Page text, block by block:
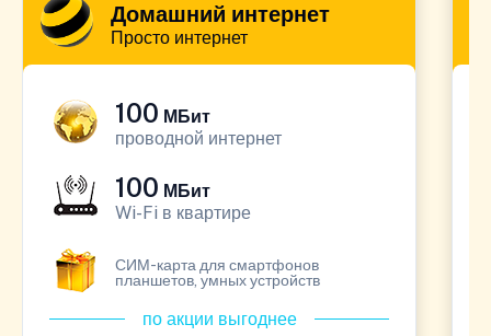
Домашний интернет
Просто интернет
100 МБит
проводной интернет
100 МБит
Wi-Fi в квартире
СИМ-карта для смартфонов
планшетов, умных устройств
по акции выгоднее